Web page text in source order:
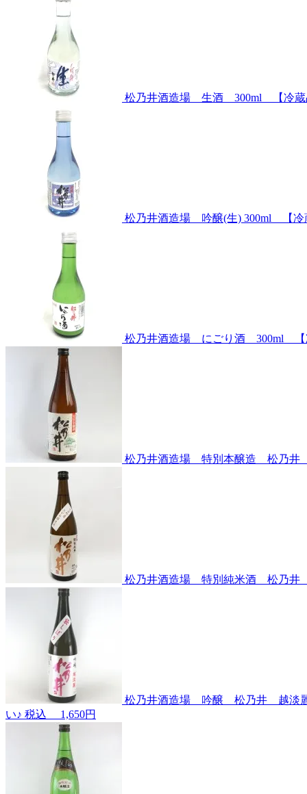
松乃井酒造場 生酒 300ml 【冷蔵
松乃井酒造場 吟醸(生) 300ml 【冷
松乃井酒造場 にごり酒 300ml 【
松乃井酒造場 特別本醸造 松乃井
松乃井酒造場 特別純米酒 松乃井
松乃井酒造場 吟醸 松乃井 越淡
い♪ 税込 1,650円